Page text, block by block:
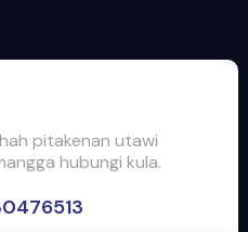
pitakenan utawi
hubungi kula.